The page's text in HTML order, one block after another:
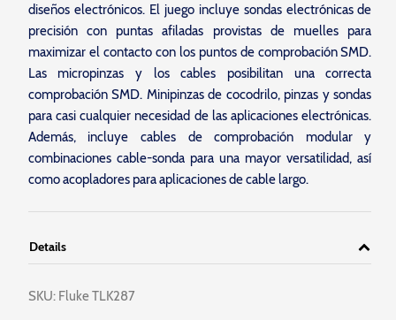
diseños electrónicos. El juego incluye sondas electrónicas de
precisión con puntas afiladas provistas de muelles para
maximizar el contacto con los puntos de comprobación SMD.
Las micropinzas y los cables posibilitan una correcta
comprobación SMD. Minipinzas de cocodrilo, pinzas y sondas
para casi cualquier necesidad de las aplicaciones electrónicas.
Además, incluye cables de comprobación modular y
combinaciones cable-sonda para una mayor versatilidad, así
como acopladores para aplicaciones de cable largo.
Details
SKU: Fluke TLK287